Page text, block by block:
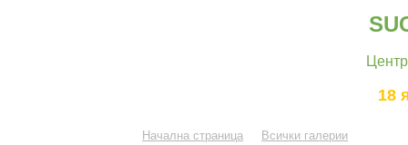
18
Начална страница Всички галерии